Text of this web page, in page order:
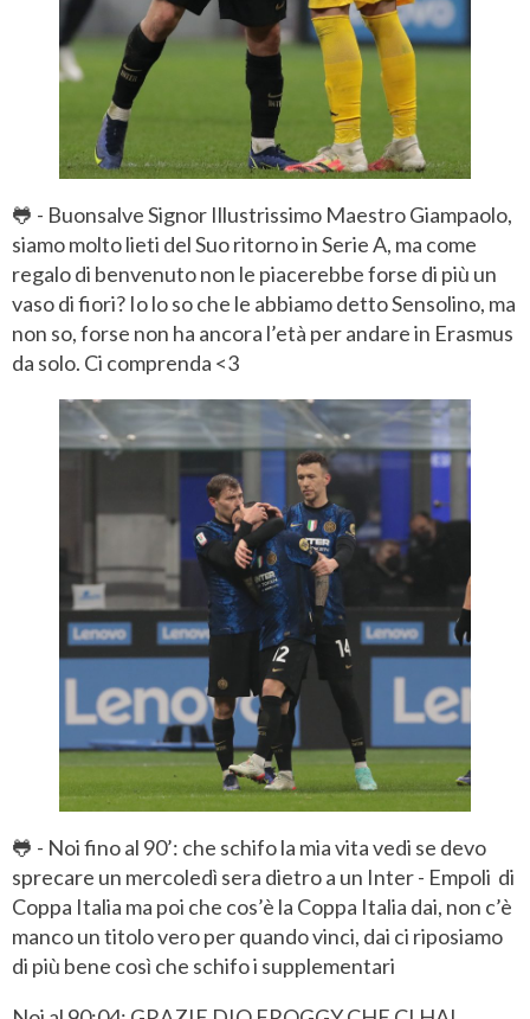
🐸 - Buonsalve Signor Illustrissimo Maestro Giampaolo,
siamo molto lieti del Suo ritorno in Serie A, ma come
regalo di benvenuto non le piacerebbe forse di più un
vaso di fiori? Io lo so che le abbiamo detto Sensolino, ma
non so, forse non ha ancora l’età per andare in Erasmus
da solo. Ci comprenda <3
🐸 - Noi fino al 90’: che schifo la mia vita vedi se devo
sprecare un mercoledì sera dietro a un Inter - Empoli di
Coppa Italia ma poi che cos’è la Coppa Italia dai, non c’è
manco un titolo vero per quando vinci, dai ci riposiamo
di più bene così che schifo i supplementari